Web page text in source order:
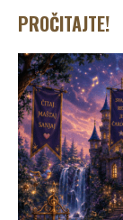
PROČITAJTE!